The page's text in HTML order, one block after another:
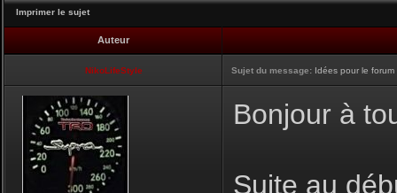
Imprimer le sujet
Auteur
NikoLifeStyle Sujet du message: Idées pour le forum
Bonjour à
Suite au